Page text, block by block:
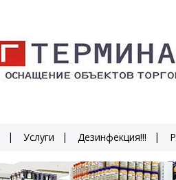
Услуги Дезинфекция!!!